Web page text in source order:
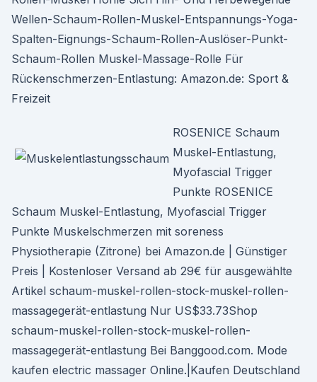
Wellen-Schaum-Rollen-Muskel-Entspannungs-Yoga-
Spalten-Eignungs-Schaum-Rollen-Auslöser-Punkt-
Schaum-Rollen Muskel-Massage-Rolle Für
Rückenschmerzen-Entlastung: Amazon.de: Sport &
Freizeit
ROSENICE Schaum
Muskel-Entlastung,
Myofascial Trigger
Punkte ROSENICE
Schaum Muskel-Entlastung, Myofascial Trigger
Punkte Muskelschmerzen mit soreness
Physiotherapie (Zitrone) bei Amazon.de | Günstiger
Preis | Kostenloser Versand ab 29€ für ausgewählte
Artikel schaum-muskel-rollen-stock-muskel-rollen-
massagegerät-entlastung Nur US$33.73Shop
schaum-muskel-rollen-stock-muskel-rollen-
massagegerät-entlastung Bei Banggood.com. Mode
kaufen electric massager Online.|Kaufen Deutschland